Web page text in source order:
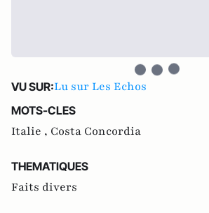
VU SUR:Lu sur Les Echos
MOTS-CLES
Italie , Costa Concordia
THEMATIQUES
Faits divers